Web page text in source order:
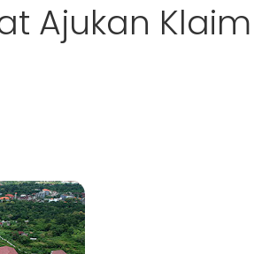
Ajukan Klaim